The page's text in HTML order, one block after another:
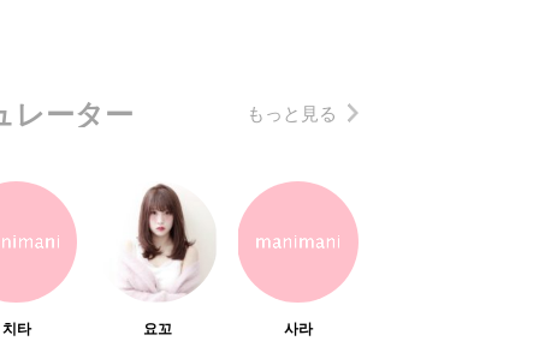
レーター もっと見る
치타 요꼬 사라